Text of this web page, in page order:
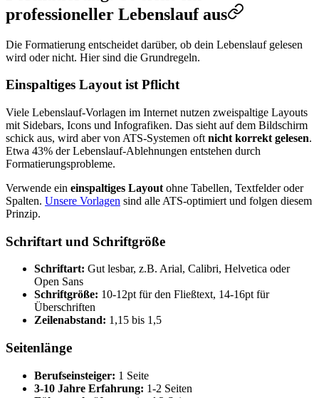
professioneller Lebenslauf aus
Die Formatierung entscheidet darüber, ob dein Lebenslauf gelesen
wird oder nicht. Hier sind die Grundregeln.
Einspaltiges Layout ist Pflicht
Viele Lebenslauf-Vorlagen im Internet nutzen zweispaltige Layouts
mit Sidebars, Icons und Infografiken. Das sieht auf dem Bildschirm
schick aus, wird aber von ATS-Systemen oft nicht korrekt gelesen.
Etwa 43% der Lebenslauf-Ablehnungen entstehen durch
Formatierungsprobleme.
Verwende ein einspaltiges Layout ohne Tabellen, Textfelder oder
Spalten. Unsere Vorlagen sind alle ATS-optimiert und folgen diesem
Prinzip.
Schriftart und Schriftgröße
Schriftart: Gut lesbar, z.B. Arial, Calibri, Helvetica oder
Open Sans
Schriftgröße: 10-12pt für den Fließtext, 14-16pt für
Überschriften
Zeilenabstand: 1,15 bis 1,5
Seitenlänge
Berufseinsteiger: 1 Seite
3-10 Jahre Erfahrung: 1-2 Seiten